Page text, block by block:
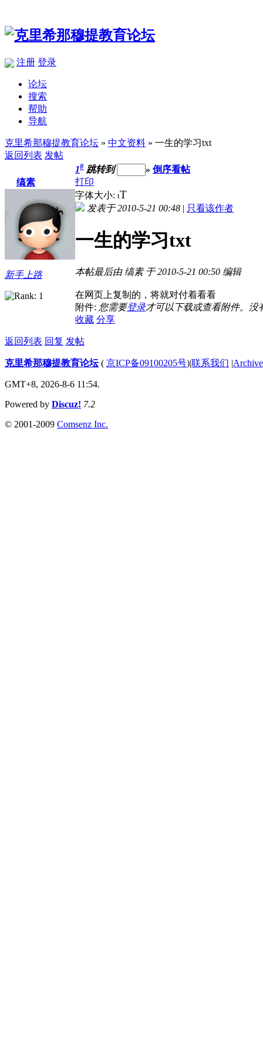
注册 登录
论坛
搜索
帮助
导航
克里希那穆提教育论坛 » 中文资料 » 一生的学习txt
返回列表 发帖
缟素
新手上路
1# 跳转到 » 倒序看帖
打印
字体大小: tT
发表于 2010-5-21 00:48 | 只看该作者
一生的学习txt
本帖最后由 缟素 于 2010-5-21 00:50 编辑
在网页上复制的，将就对付着看看
附件: 您需要登录才可以下载或查看附件。没
收藏 分享
返回列表 回复 发帖
克里希那穆提教育论坛( 京ICP备09100205号)|联系我们 |
GMT+8, 2026-8-6 11:54.
Powered by Discuz! 7.2
© 2001-2009 Comsenz Inc.